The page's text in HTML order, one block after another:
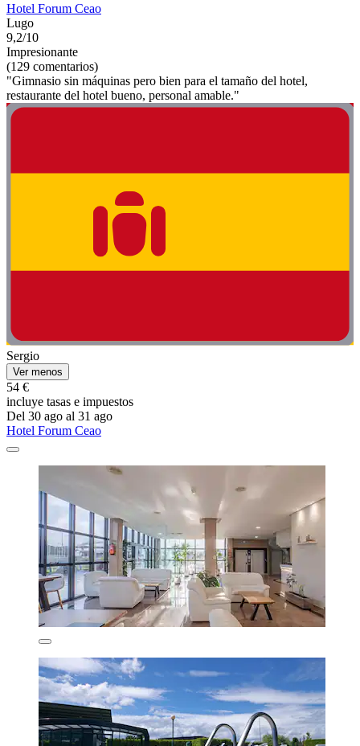
Hotel Forum Ceao
Lugo
9,2/10
Impresionante
(129 comentarios)
"Gimnasio sin máquinas pero bien para el tamaño del hotel,
restaurante del hotel bueno, personal amable."
Sergio
Ver menos
54 €
incluye tasas e impuestos
Del 30 ago al 31 ago
Hotel Forum Ceao